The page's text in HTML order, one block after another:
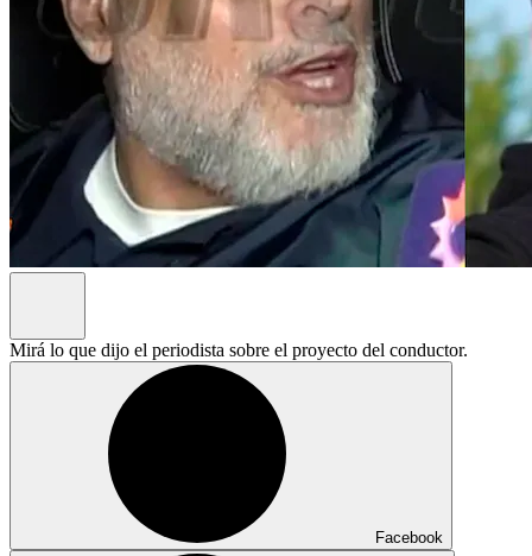
Mirá lo que dijo el periodista sobre el proyecto del conductor.
Facebook